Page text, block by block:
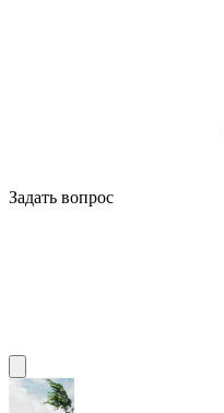
Задать вопрос